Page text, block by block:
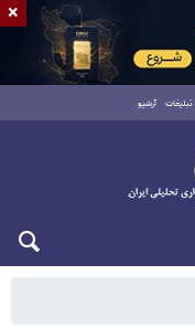
تبلیغات آرشیو
×